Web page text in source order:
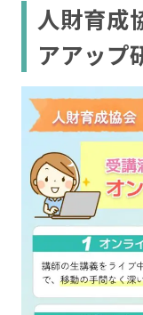
人財育成
アアップ